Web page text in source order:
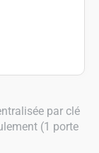
par clé
(1 porte